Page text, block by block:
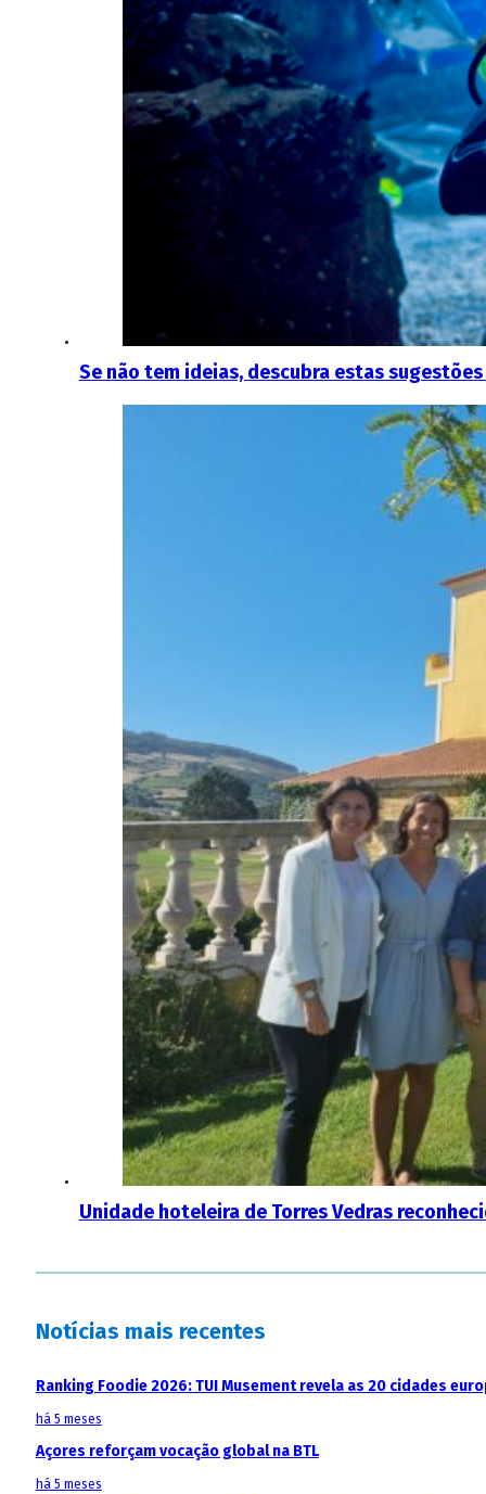
Se não tem ideias, descubra estas
Unidade hoteleira de Torres Vedras
Notícias mais recentes
Ranking Foodie 2026: TUI Musement revela as 20 cidades
há 5 meses
Açores reforçam vocação global na BTL
há 5 meses